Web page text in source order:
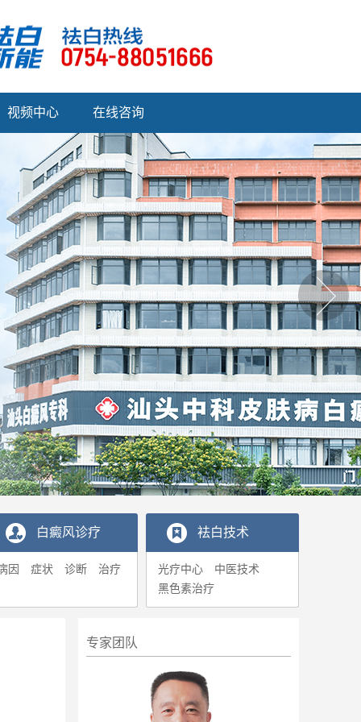
视频中心 在线咨询
白癜风诊疗
因 症状 诊断 治疗
袪白技术
光疗中心
中医技术
黑色素治疗
专家团队